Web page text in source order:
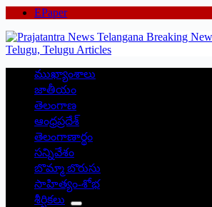
EPaper
ముఖ్యాంశాలు
జాతీయం
తెలంగాణ
ఆంధ్రప్రదేశ్
తెలంగాణార్థం
సన్నివేశం
బొమ్మా బొరుసు
సాహిత్యం-శోభ
శీర్షికలు